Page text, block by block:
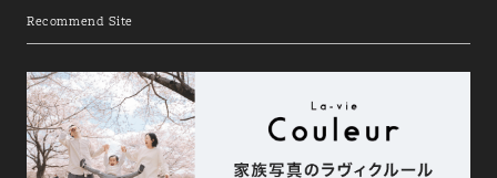
Recommend Site